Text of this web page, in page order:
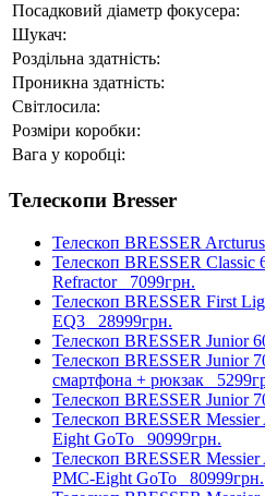
Посадковий діаметр фокусера:
Шукач:
Роздільна здатність:
Проникна здатність:
Світлосила:
Розміри коробки:
Вага у коробці:
Телескопи Bresser
Телескоп BRESSER
Телескоп BRESSER Classic
Refractor 7099грн.
Телескоп BRESSER First
EQ3 28999грн.
Телескоп BRESSER Junior
Телескоп BRESSER Junior
смартфона + рюкзак
Телескоп BRESSER Junior
Телескоп BRESSER
Eight GoTo 90999грн.
Телескоп BRESSER
PMC-Eight GoTo 80999грн.